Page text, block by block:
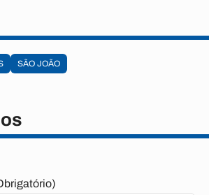
SÃO JOÃO